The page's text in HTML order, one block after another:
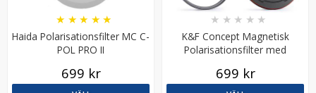
Haida Polarisationsfilter MC C-
POL PRO II
★ ★ ★ ★ ★
699 kr
K&F Concept Magnetisk
Polarisationsfilter med
★ ★ ★ ★ ★
699 kr